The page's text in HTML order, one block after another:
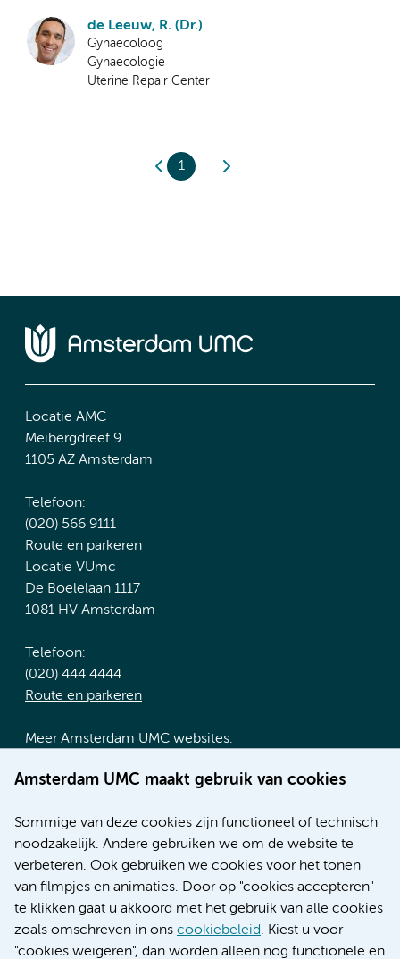
Amsterdam UMC maakt gebruik van cookies
Sommige van deze cookies zijn functioneel of technisch
noodzakelijk. Andere gebruiken we om de website te
verbeteren. Ook gebruiken we cookies voor het tonen
van filmpjes en animaties. Door op "cookies accepteren"
te klikken gaat u akkoord met het gebruik van alle cookies
zoals omschreven in ons cookiebeleid. Kiest u voor
"cookies weigeren", dan worden alleen nog functionele en
de Leeuw, R. (Dr.)
Gynaecoloog
Gynaecologie
Uterine Repair Center
1
Locatie AMC
Meibergdreef 9
1105 AZ Amsterdam
Telefoon:
(020) 566 9111
Route en parkeren
Locatie VUmc
De Boelelaan 1117
1081 HV Amsterdam
Telefoon:
(020) 444 4444
Route en parkeren
Meer Amsterdam UMC websites:
Werken bij Amsterdam UMC
Nieuws
Research
Educatie locatie AMC
Educatie locatie VUmc